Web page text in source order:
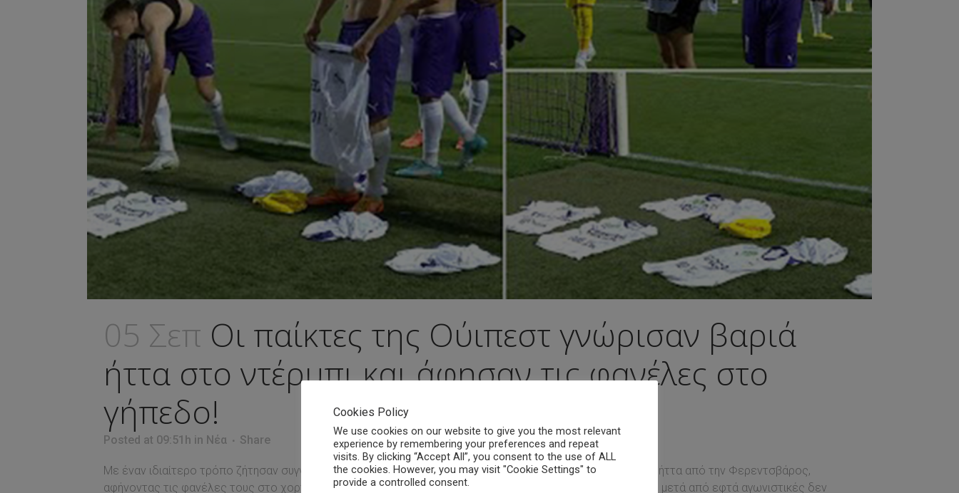
05 Σεπ Οι παίκτες της Ούιπεστ γνώρισαν βαριά
ήττα στο ντέρμπι και άφησαν τις φανέλες στο
γήπεδο!
Posted at 09:51h in Νέα Share
Με έναν ιδιαίτερο τρόπο ζήτησαν συγνώμη από τους οπαδούς τους οι παίκτες της Ούιπεστ μετά την βαριά ήττα από την Φερεντσβάρος,
αφήνοντας τις φανέλες τους στο χορτάρι! Οι Ούγγροι έχουν κάνει κάκιστο ξεκίνημα στο πρωτάθλημα, αφού μετά από εφτά αγωνιστικές δεν
Cookies Policy
We use cookies on our website to give you the most relevant
experience by remembering your preferences and repeat
visits. By clicking “Accept All”, you consent to the use of ALL
the cookies. However, you may visit "Cookie Settings" to
provide a controlled consent.